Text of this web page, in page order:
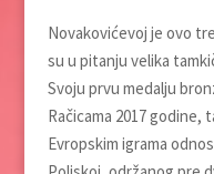
Novakovićevoj je ovo
su u pitanju velika
Svoju prvu medalju
Račicama 2017 godine,
Evropskim igrama